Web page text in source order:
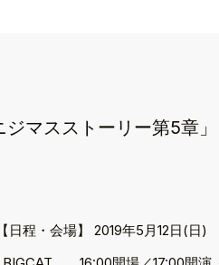
ジマスストーリー第5
【日程・会場】 2019年5月12日(